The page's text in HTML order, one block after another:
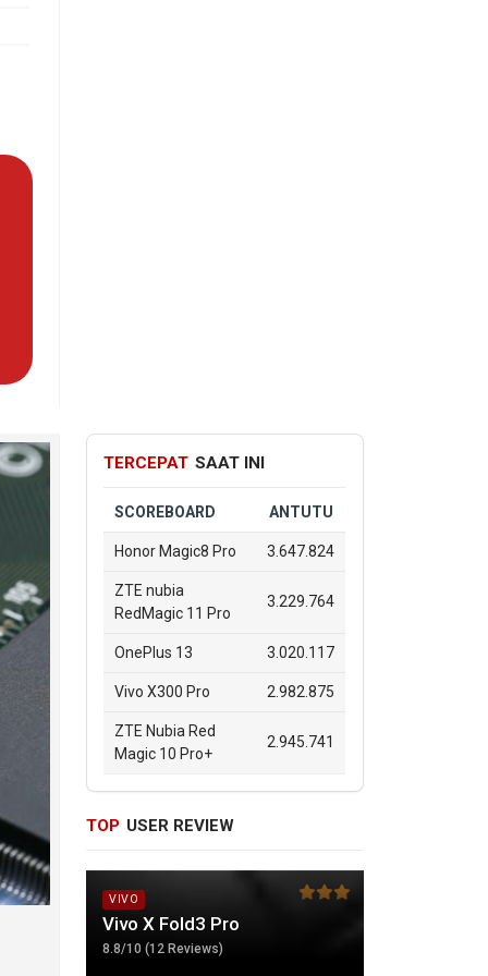
TERCEPAT SAAT INI
SCOREBOARD ANTUTU
Honor Magic8 Pro 3.647.824
ZTE nubia
RedMagic 11 Pro
3.229.764
OnePlus 13 3.020.117
Vivo X300 Pro 2.982.875
ZTE Nubia Red
Magic 10 Pro+
2.945.741
TOP USER REVIEW
VIVO
Vivo X Fold3 Pro
8.8/10 (12 Reviews)